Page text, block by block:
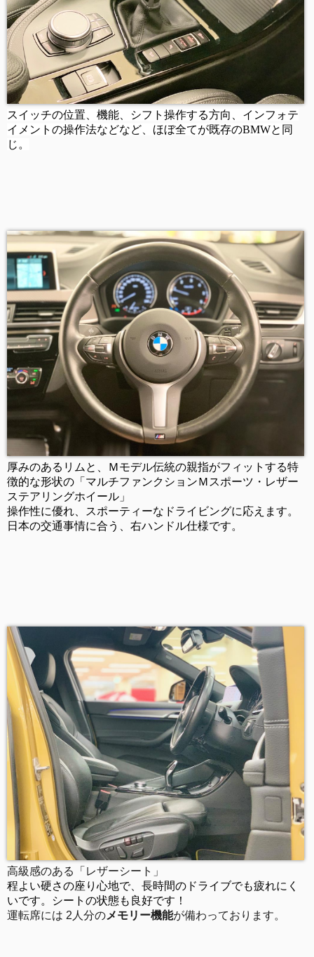
スイッチの位置、機能、シフト操作する方向、インフォテ
イメントの操作法などなど、ほぼ全てが既存のBMWと同
じ。
厚みのあるリムと、Ｍモデル伝統の親指がフィットする特
徴的な形状の「マルチファンクションＭスポーツ・レザー
ステアリングホイール」
操作性に優れ、スポーティーなドライビングに応えます。
日本の交通事情に合う、右ハンドル仕様です。
高級感のある「レザーシート」
程よい硬さの座り心地で、長時間のドライブでも疲れにく
いです。シートの状態も良好です！
運転席には 2人分のメモリー機能が備わっております。